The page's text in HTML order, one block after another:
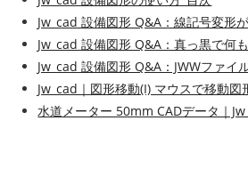
Jw_cad 設備図形 Q&A：線記号変形
Jw_cad 設備図形 Q&A：真っ黒で何
Jw_cad 設備図形 Q&A：JWWファイ
Jw_cad｜図形移動(I) マウスで移動図
水道メーター 50mm CADデータ｜